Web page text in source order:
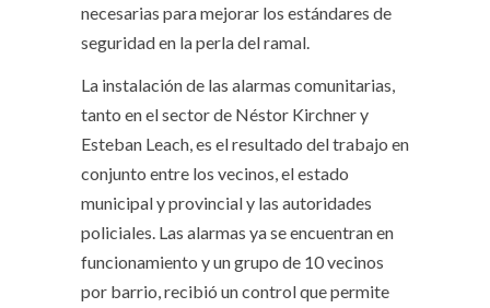
necesarias para mejorar los estándares de
seguridad en la perla del ramal.
La instalación de las alarmas comunitarias,
tanto en el sector de Néstor Kirchner y
Esteban Leach, es el resultado del trabajo en
conjunto entre los vecinos, el estado
municipal y provincial y las autoridades
policiales. Las alarmas ya se encuentran en
funcionamiento y un grupo de 10 vecinos
por barrio, recibió un control que permite